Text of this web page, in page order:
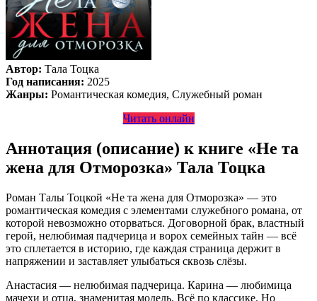
Автор: Тала Тоцка
Год написания: 2025
Жанры: Романтическая комедия, Служебный роман
Читать онлайн
Аннотация (описание) к книге «Не та
жена для Отморозка» Тала Тоцка
Роман Талы Тоцкой «Не та жена для Отморозка» — это
романтическая комедия с элементами служебного романа, от
которой невозможно оторваться. Договорной брак, властный
герой, нелюбимая падчерица и ворох семейных тайн — всё
это сплетается в историю, где каждая страница держит в
напряжении и заставляет улыбаться сквозь слёзы.
Анастасия — нелюбимая падчерица. Карина — любимица
мачехи и отца, знаменитая модель. Всё по классике. Но